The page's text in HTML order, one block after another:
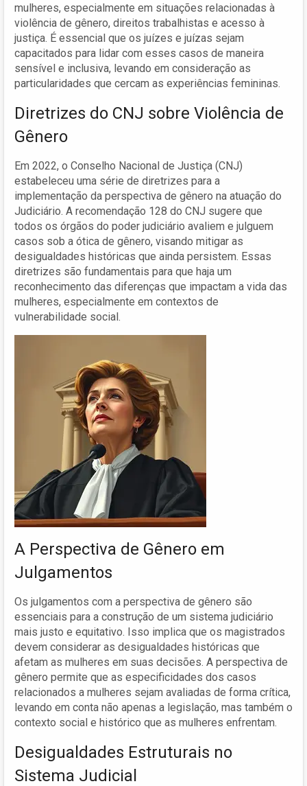
mulheres, especialmente em situações relacionadas à
violência de gênero, direitos trabalhistas e acesso à
justiça. É essencial que os juízes e juízas sejam
capacitados para lidar com esses casos de maneira
sensível e inclusiva, levando em consideração as
particularidades que cercam as experiências femininas.
Diretrizes do CNJ sobre Violência de
Gênero
Em 2022, o Conselho Nacional de Justiça (CNJ)
estabeleceu uma série de diretrizes para a
implementação da perspectiva de gênero na atuação do
Judiciário. A recomendação 128 do CNJ sugere que
todos os órgãos do poder judiciário avaliem e julguem
casos sob a ótica de gênero, visando mitigar as
desigualdades históricas que ainda persistem. Essas
diretrizes são fundamentais para que haja um
reconhecimento das diferenças que impactam a vida das
mulheres, especialmente em contextos de
vulnerabilidade social.
A Perspectiva de Gênero em
Julgamentos
Os julgamentos com a perspectiva de gênero são
essenciais para a construção de um sistema judiciário
mais justo e equitativo. Isso implica que os magistrados
devem considerar as desigualdades históricas que
afetam as mulheres em suas decisões. A perspectiva de
gênero permite que as especificidades dos casos
relacionados a mulheres sejam avaliadas de forma crítica,
levando em conta não apenas a legislação, mas também o
contexto social e histórico que as mulheres enfrentam.
Desigualdades Estruturais no
Sistema Judicial